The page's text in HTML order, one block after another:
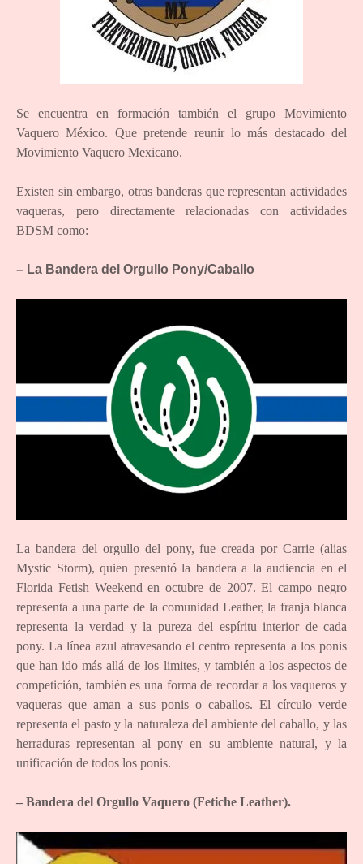
Se encuentra en formación también el grupo Movimiento
Vaquero México. Que pretende reunir lo más destacado del
Movimiento Vaquero Mexicano.
Existen sin embargo, otras banderas que representan actividades
vaqueras, pero directamente relacionadas con actividades
BDSM como:
– La Bandera del Orgullo Pony/Caballo
La bandera del orgullo del pony, fue creada por Carrie (alias
Mystic Storm), quien presentó la bandera a la audiencia en el
Florida Fetish Weekend en octubre de 2007. El campo negro
representa a una parte de la comunidad Leather, la franja blanca
representa la verdad y la pureza del espíritu interior de cada
pony. La línea azul atravesando el centro representa a los ponis
que han ido más allá de los limites, y también a los aspectos de
competición, también es una forma de recordar a los vaqueros y
vaqueras que aman a sus ponis o caballos. El círculo verde
representa el pasto y la naturaleza del ambiente del caballo, y las
herraduras representan al pony en su ambiente natural, y la
unificación de todos los ponis.
– Bandera del Orgullo Vaquero (Fetiche Leather).